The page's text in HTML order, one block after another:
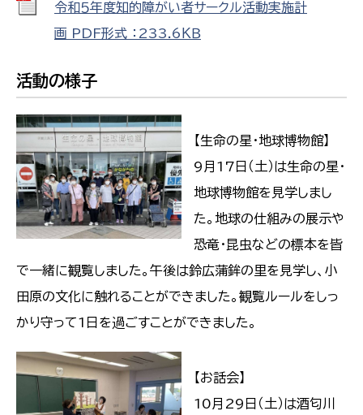
令和５年度知的障がい者サークル活動実施計
画 PDF形式 ：233.6ＫＢ
活動の様子
【生命の星・地球博物館】
9月17日（土）は生命の星・
地球博物館を見学しまし
た。地球の仕組みの展示や
恐竜・昆虫などの標本を皆
で一緒に観覧しました。午後は鈴広蒲鉾の里を見学し、小
田原の文化に触れることができました。観覧ルールをしっ
かり守って1日を過ごすことができました。
【お話会】
10月29日（土）は酒匂川